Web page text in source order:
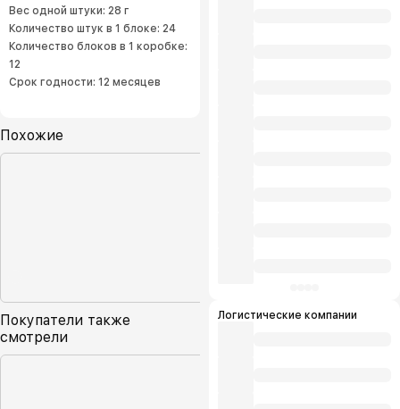
Вес одной штуки: 28 г
Количество штук в 1 блоке: 24
Количество блоков в 1 коробке:
12
Срок годности: 12 месяцев
Похожие
Покупатели также
смотрели
Логистические компании